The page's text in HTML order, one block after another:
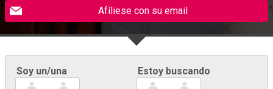
Afíliese con su email
Soy un/una Estoy buscando